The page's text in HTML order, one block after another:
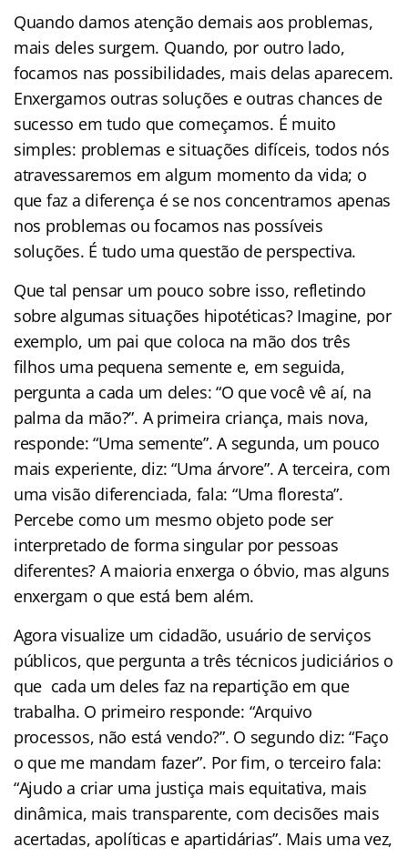
Quando damos atenção demais aos problemas,
mais deles surgem. Quando, por outro lado,
focamos nas possibilidades, mais delas aparecem.
Enxergamos outras soluções e outras chances de
sucesso em tudo que começamos. É muito
simples: problemas e situações difíceis, todos nós
atravessaremos em algum momento da vida; o
que faz a diferença é se nos concentramos apenas
nos problemas ou focamos nas possíveis
soluções. É tudo uma questão de perspectiva.
Que tal pensar um pouco sobre isso, refletindo
sobre algumas situações hipotéticas? Imagine, por
exemplo, um pai que coloca na mão dos três
filhos uma pequena semente e, em seguida,
pergunta a cada um deles: “O que você vê aí, na
palma da mão?”. A primeira criança, mais nova,
responde: “Uma semente”. A segunda, um pouco
mais experiente, diz: “Uma árvore”. A terceira, com
uma visão diferenciada, fala: “Uma floresta”.
Percebe como um mesmo objeto pode ser
interpretado de forma singular por pessoas
diferentes? A maioria enxerga o óbvio, mas alguns
enxergam o que está bem além.
Agora visualize um cidadão, usuário de serviços
públicos, que pergunta a três técnicos judiciários o
que cada um deles faz na repartição em que
trabalha. O primeiro responde: “Arquivo
processos, não está vendo?”. O segundo diz: “Faço
o que me mandam fazer”. Por fim, o terceiro fala:
“Ajudo a criar uma justiça mais equitativa, mais
dinâmica, mais transparente, com decisões mais
acertadas, apolíticas e apartidárias”. Mais uma vez,